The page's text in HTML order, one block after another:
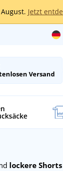
Jetzt
Versand
lockere